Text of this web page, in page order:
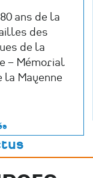
ans de la
des
de la
– Mémorial
la Mayenne